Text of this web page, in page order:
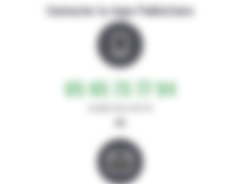
Contacter la régie Publicitaire
05 65 73 77 94
ou